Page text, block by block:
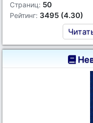
Страниц: 50
Рейтинг: 3495 (4.30)